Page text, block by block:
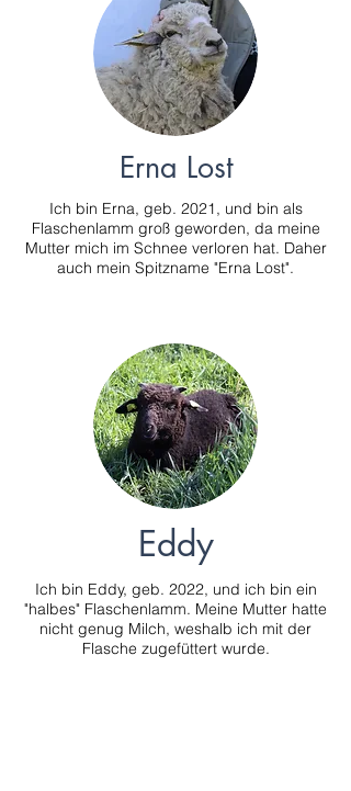
Erna Lost
Ich bin Erna, geb. 2021, und bin als
Flaschenlamm groß geworden, da meine
Mutter mich im Schnee verloren hat. Daher
auch mein Spitzname "Erna Lost".
Eddy
Ich bin Eddy, geb. 2022, und ich bin ein
"halbes" Flaschenlamm. Meine Mutter hatte
nicht genug Milch, weshalb ich mit der
Flasche zugefüttert wurde.